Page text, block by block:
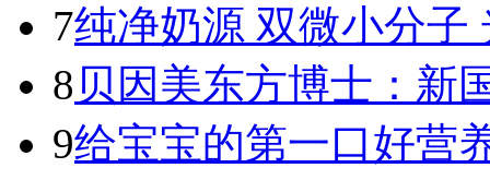
7纯净奶源 双微小分子
8 贝因美东方博士：新
9给宝宝的第一口好营